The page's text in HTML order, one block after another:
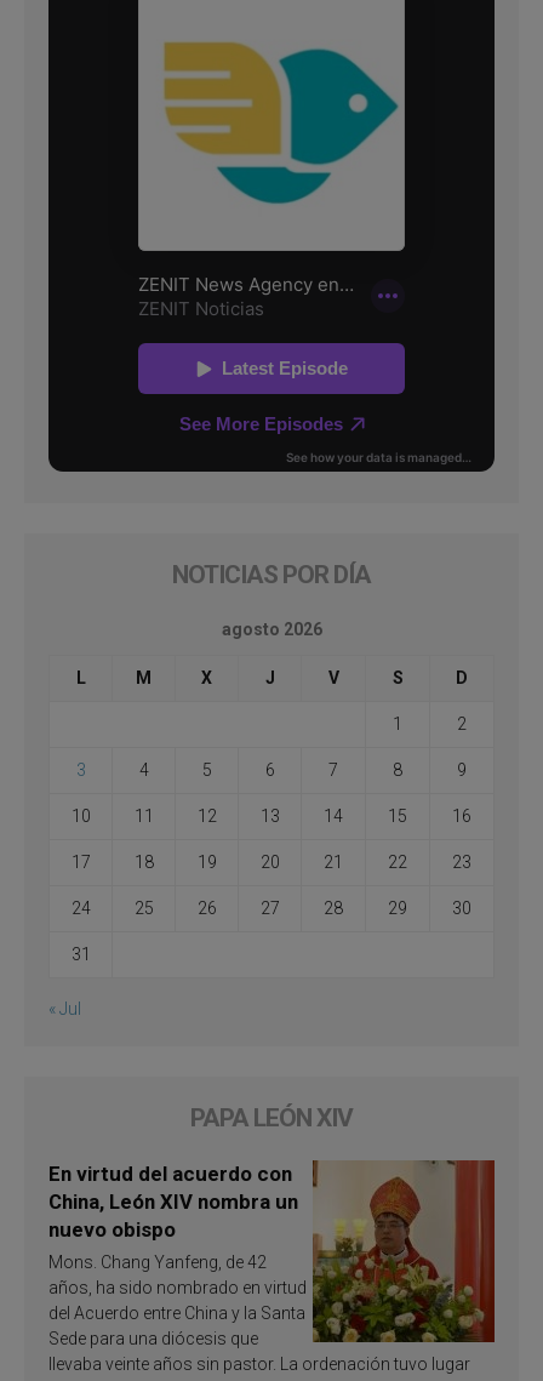
NOTICIAS POR DÍA
agosto 2026
L M X J V S D
1 2
3 4 5 6 7 8 9
10 11 12 13 14 15 16
17 18 19 20 21 22 23
24 25 26 27 28 29 30
31
« Jul
PAPA LEÓN XIV
En virtud del acuerdo con
China, León XIV nombra un
nuevo obispo
Mons. Chang Yanfeng, de 42
años, ha sido nombrado en virtud
del Acuerdo entre China y la Santa
Sede para una diócesis que
llevaba veinte años sin pastor. La ordenación tuvo lugar